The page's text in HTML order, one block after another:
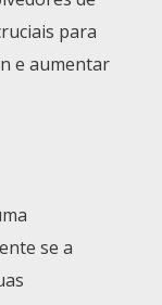
para
e aumentar
se a